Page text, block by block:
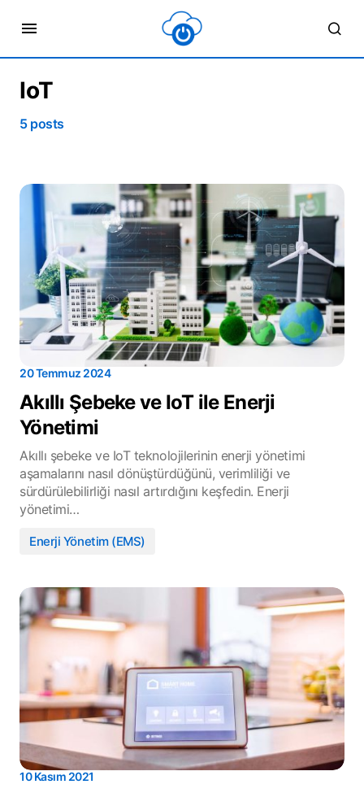
IoT
5 posts
20 Temmuz 2024
Akıllı Şebeke ve IoT ile Enerji
Yönetimi
Akıllı şebeke ve IoT teknolojilerinin enerji yönetimi
aşamalarını nasıl dönüştürdüğünü, verimliliği ve
sürdürülebilirliği nasıl artırdığını keşfedin. Enerji
yönetimi…
Enerji Yönetim (EMS)
10 Kasım 2021